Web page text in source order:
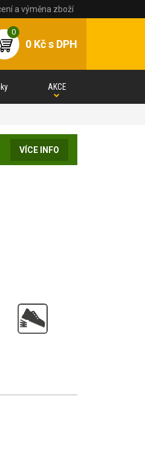
a výměna zboží
0
0 Kčs DPH
AKCE
VÍCE INFO